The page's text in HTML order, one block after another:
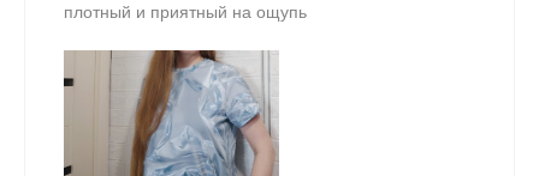
плотный и приятный на ощупь